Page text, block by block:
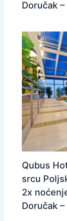
Doručak
Qubus
srcu
2x
Doručak